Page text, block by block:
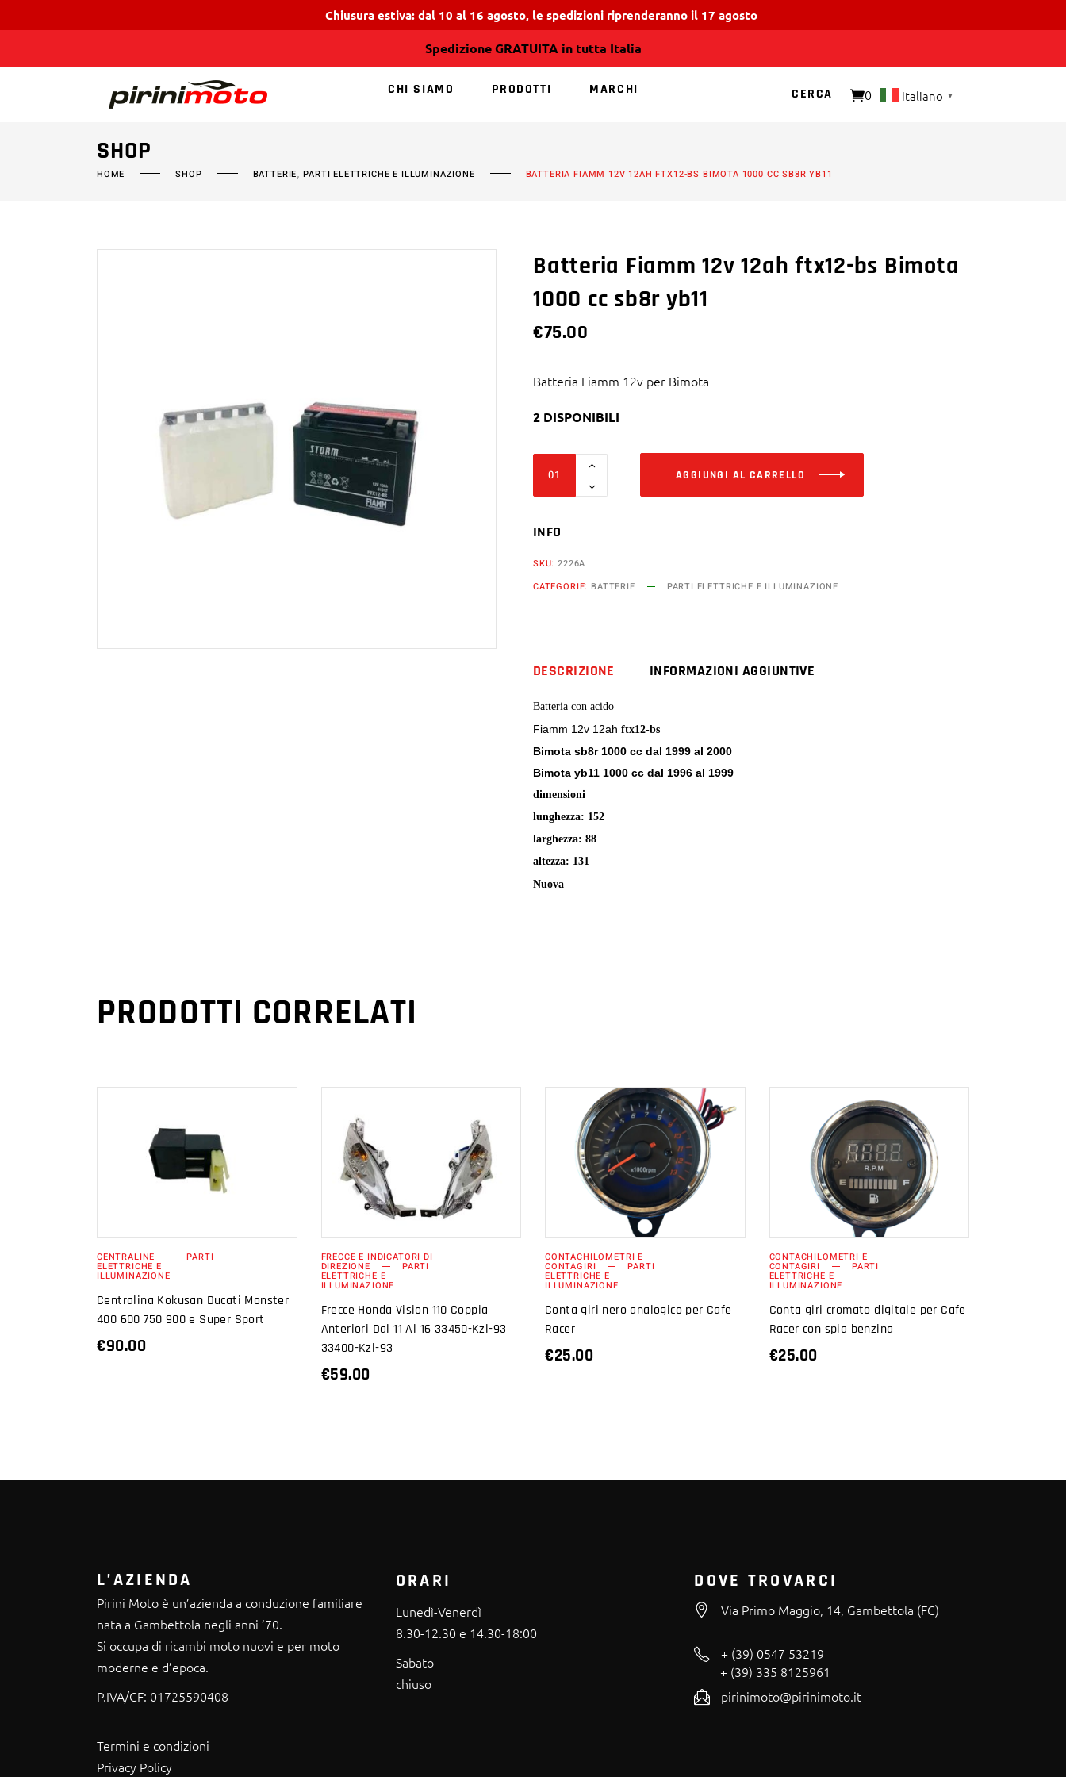
Chiusura estiva: dal 10 al 16 agosto, le spedizioni riprenderanno il 17 agosto
Spedizione GRATUITA in tutta Italia
CHI SIAMO PRODOTTI MARCHI 0 Italiano ▼
SHOP
HOME SHOP BATTERIE,PARTI ELETTRICHE E ILLUMINAZIONE BATTERIA FIAMM 12V 12AH FTX12-BS BIMOTA 1000 CC SB8R YB11
Batteria Fiamm 12v 12ah ftx12-bs Bimota
1000 cc sb8r yb11
€75.00
Batteria Fiamm 12v per Bimota
2 DISPONIBILI
Fiamm
12ah
bs
Bimota
yb11
quantity
AGGIUNGI AL CARRELLO
INFO
SKU:2226A
CATEGORIE: BATTERIE PARTI ELETTRICHE E ILLUMINAZIONE
DESCRIZIONE INFORMAZIONI AGGIUNTIVE
Batteria con acido
Fiamm 12v 12ah ftx12-bs
Bimota sb8r 1000 cc dal 1999 al 2000
Bimota yb11 1000 cc dal 1996 al 1999
dimensioni
lunghezza: 152
larghezza: 88
altezza: 131
Nuova
PRODOTTI CORRELATI
AGGIUNGI AL
CARRELLO
CENTRALINE PARTI
ELETTRICHE E
ILLUMINAZIONE
Centralina Kokusan Ducati Monster
400 600 750 900 e Super Sport
€90.00
AGGIUNGI AL
CARRELLO
FRECCE E INDICATORI DI
DIREZIONE PARTI
ELETTRICHE E
ILLUMINAZIONE
Frecce Honda Vision 110 Coppia
Anteriori Dal 11 Al 16 33450-Kzl-93
33400-Kzl-93
€59.00
AGGIUNGI AL
CARRELLO
CONTACHILOMETRI E
CONTAGIRI PARTI
ELETTRICHE E
ILLUMINAZIONE
Conta giri nero analogico per Cafe
Racer
€25.00
AGGIUNGI AL
CARRELLO
CONTACHILOMETRI E
CONTAGIRI PARTI
ELETTRICHE E
ILLUMINAZIONE
Conta giri cromato digitale per Cafe
Racer con spia benzina
€25.00
L’AZIENDA
Pirini Moto è un’azienda a conduzione familiare
nata a Gambettola negli anni ’70.
Si occupa di ricambi moto nuovi e per moto
moderne e d’epoca.
P.IVA/CF: 01725590408
Termini e condizioni
Privacy Policy
ORARI
Lunedì-Venerdì
8.30-12.30 e 14.30-18:00
Sabato
chiuso
DOVE TROVARCI
Via Primo Maggio, 14, Gambettola (FC)
+ (39) 0547 53219
+ (39) 335 8125961
pirinimoto@pirinimoto.it